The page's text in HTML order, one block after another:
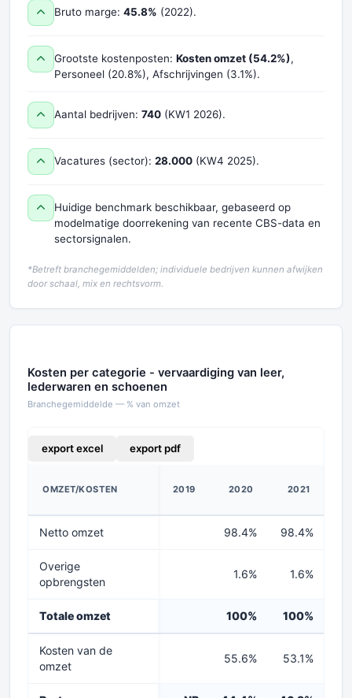
Bruto marge: 45.8% (2022).
Grootste kostenposten: Kosten omzet (54.2%),
Personeel (20.8%), Afschrijvingen (3.1%).
Aantal bedrijven: 740 (KW1 2026).
Vacatures (sector): 28.000 (KW4 2025).
Huidige benchmark beschikbaar, gebaseerd op
modelmatige doorrekening van recente CBS-data en
sectorsignalen.
*Betreft branchegemiddelden; individuele bedrijven kunnen afwijken
door schaal, mix en rechtsvorm.
Kosten per categorie - vervaardiging van leer,
lederwaren en schoenen
Branchegemiddelde — % van omzet
export excel export pdf
OMZET/KOSTEN 2019 2020 2021
Netto omzet 98.4% 98.4%
Overige
opbrengsten
1.6% 1.6%
Totale omzet 100% 100%
Kosten van de
omzet
55.6% 53.1%